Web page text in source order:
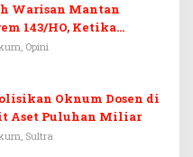
Warisan Mantan
143/HO, Ketika
Arena Pemerasan
Opini
Oknum Dosen di
Aset Puluhan Miliar
Sultra